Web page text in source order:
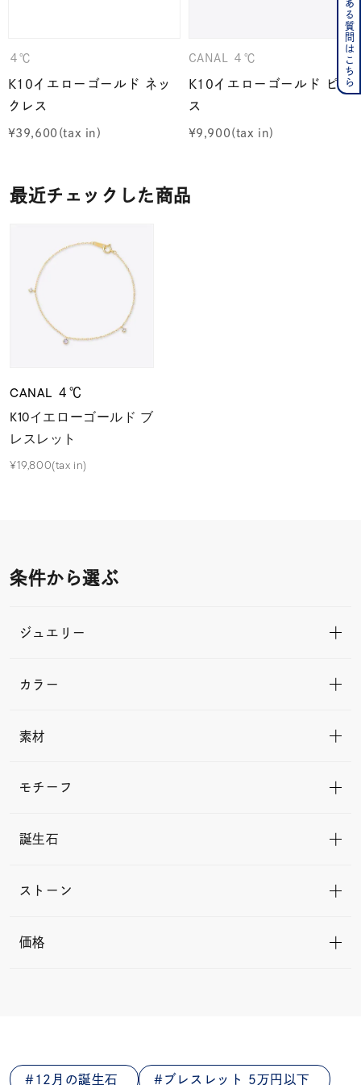
４℃
K10イエローゴールド ネッ
クレス
¥39,600
CANAL ４℃
K10イエローゴールド ピア
ス
¥9,900
最近チェックした商品
CANAL ４℃
K10イエローゴールド ブ
レスレット
¥19,800(tax in)
条件から選ぶ
ジュエリー
カラー
素材
モチーフ
誕生石
ストーン
価格
12月の誕生石 ブレスレット 5万円以下
よくある質問はこちら